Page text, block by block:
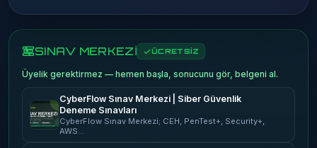
SINAV MERKEZİ ÜCRETSİZ
Üyelik gerektirmez — hemen başla, sonucunu gör, belgeni al.
CyberFlow Sınav Merkezi | Siber Güvenlik
Deneme Sınavları
CyberFlow Sınav Merkezi; CEH, PenTest+, Security+,
AWS…